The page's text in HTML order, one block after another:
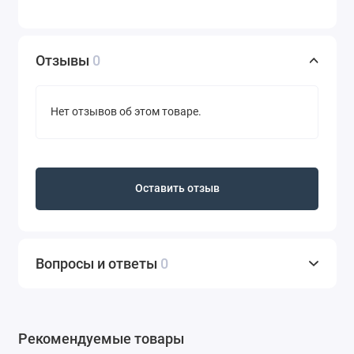
Отзывы 0
Нет отзывов об этом товаре.
Оставить отзыв
Вопросы и ответы 0
Рекомендуемые товары